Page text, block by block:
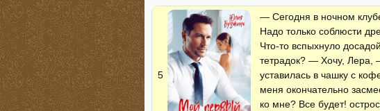
5
— Сегодня в ночном
Надо только соблюсти
Что-то вспыхнуло
тетрадок? — Хочу, Лера,
уставилась в чашку с
меня окончательно
ко мне? Все будет!